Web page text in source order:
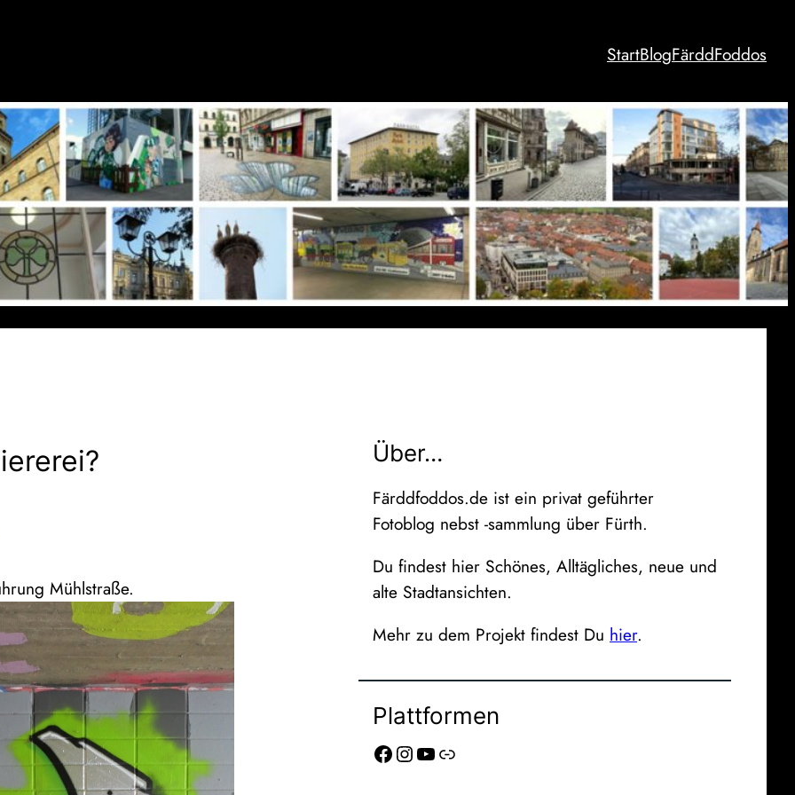
StartBlogFärddFoddos
Mühlstraße.
Über…
Färddfoddos.de ist ein privat geführter
Fotoblog nebst -sammlung über Fürth.
Du findest hier Schönes, Alltägliches, neue und
alte Stadtansichten.
Mehr zu dem Projekt findest Du hier.
Plattformen
Facebook Instagram YouTube Link